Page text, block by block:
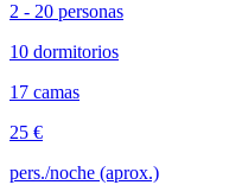
2 - 20 personas
10 dormitorios
17 camas
25 €
pers./noche (aprox.)